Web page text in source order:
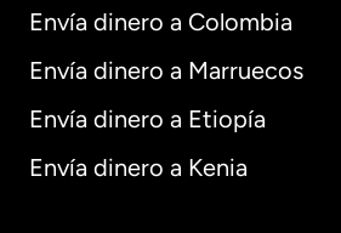
Envía dinero a Colombia
Envía dinero a Marruecos
Envía dinero a Etiopía
Envía dinero a Kenia